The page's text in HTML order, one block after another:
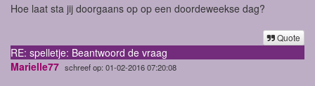
Hoe laat sta jij doorgaans op op een doordeweekse dag?
Quote
RE: spelletje: Beantwoord de vraag
Marielle77 schreef op: 01-02-2016 07:20:08